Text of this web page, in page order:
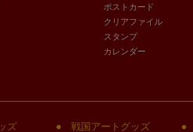
ポストカード
クリアファイル
スタンプ
カレンダー
ズ 戦国アートグッズ